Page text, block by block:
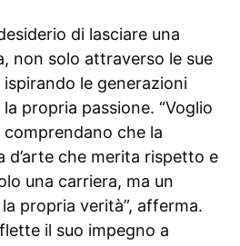
di lasciare una
non solo attraverso le sue
le generazioni
propria passione. “Voglio
che la
d’arte che merita rispetto e
una carriera, ma un
propria verità”, afferma.
il suo impegno a